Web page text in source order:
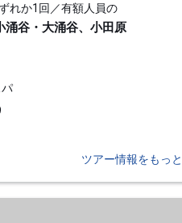
れか1回／有額人員の
涌谷・大涌谷、小田原
ツアー情報をもっ